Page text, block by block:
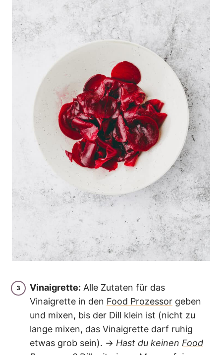
Vinaigrette: Alle Zutaten für das
Vinaigrette in den Food Prozessor geben
und mixen, bis der Dill klein ist (nicht zu
lange mixen, das Vinaigrette darf ruhig
etwas grob sein). → Hast du keinen Food